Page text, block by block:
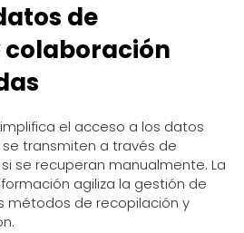
de
colaboración
el acceso a los datos
transmiten a través de
se recuperan manualmente. La
agiliza la gestión de
métodos de recopilación y